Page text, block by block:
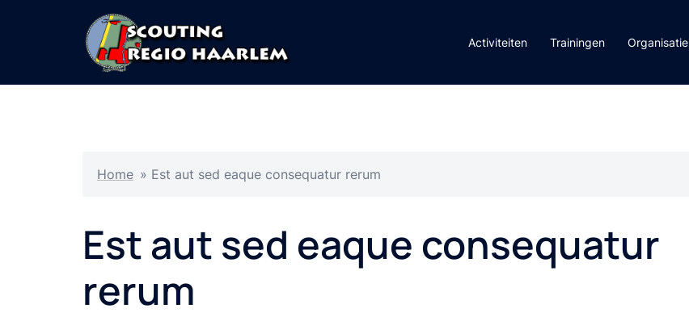
Activiteiten Trainingen Organisatie
Home » Est aut sed eaque consequatur rerum
Est aut sed eaque consequatur
rerum